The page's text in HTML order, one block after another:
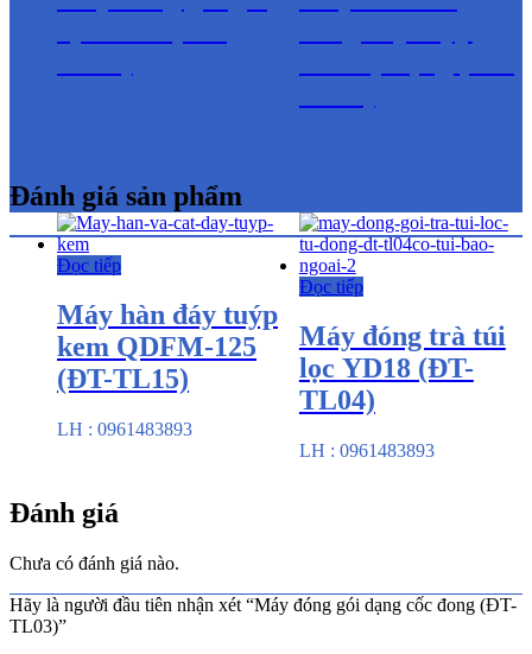
Đọc tiếp
Máy hàn đáy tuýp
kem QDFM-125
(ĐT-TL15)
LH : 0961483893
Đọc tiếp
Máy đóng trà túi
lọc YD18 (ĐT-
TL04)
LH : 0961483893
Đánh giá sản phẩm
Đánh giá
Chưa có đánh giá nào.
Hãy là người đầu tiên nhận xét “Máy đóng gói dạng cốc đong (ĐT-
TL03)”